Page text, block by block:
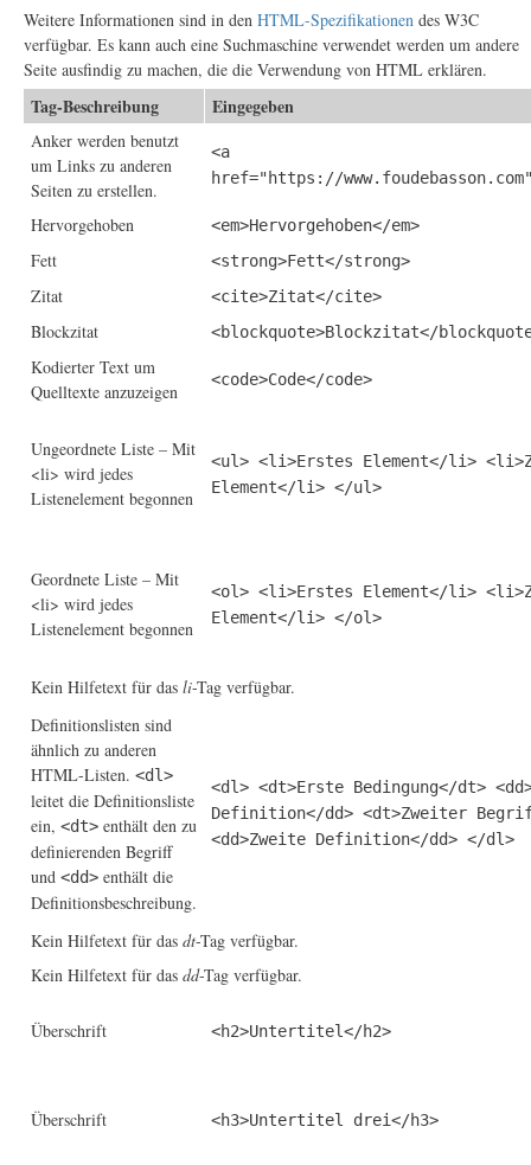
Weitere Informationen sind in den HTML-Spezifikationen des W3C
verfügbar. Es kann auch eine Suchmaschine verwendet werden um andere
Seite ausfindig zu machen, die die Verwendung von HTML erklären.
Tag-Beschreibung Eingegeben
Anker werden benutzt
um Links zu anderen
Seiten zu erstellen.
<a
href="https://
Hervorgehoben <em>Hervorgehoben</em>
Fett <strong>Fett</strong>
Zitat <cite>Zitat</cite>
Blockzitat <blockquote>Blockzitat</
Kodierter Text um
Quelltexte anzuzeigen
<code>Code</code>
Ungeordnete Liste – Mit
<li> wird jedes
Listenelement begonnen
<ul> <li>Erstes Element</li>
Element</li> </ul>
Geordnete Liste – Mit
<li> wird jedes
Listenelement begonnen
<ol> <li>Erstes Element</li>
Element</li> </ol>
Kein Hilfetext für das li-Tag verfügbar.
Definitionslisten sind
ähnlich zu anderen
HTML-Listen. <dl>
leitet die Definitionsliste
ein, <dt> enthält den zu
definierenden Begriff
und <dd> enthält die
Definitionsbeschreibung.
<dl> <dt>Erste Bedingung</dt>
Definition</dd> <dt>Zweiter
<dd>Zweite Definition</dd> </dl>
Kein Hilfetext für das dt-Tag verfügbar.
Kein Hilfetext für das dd-Tag verfügbar.
Überschrift <h2>Untertitel</h2>
Überschrift <h3>Untertitel drei</h3>